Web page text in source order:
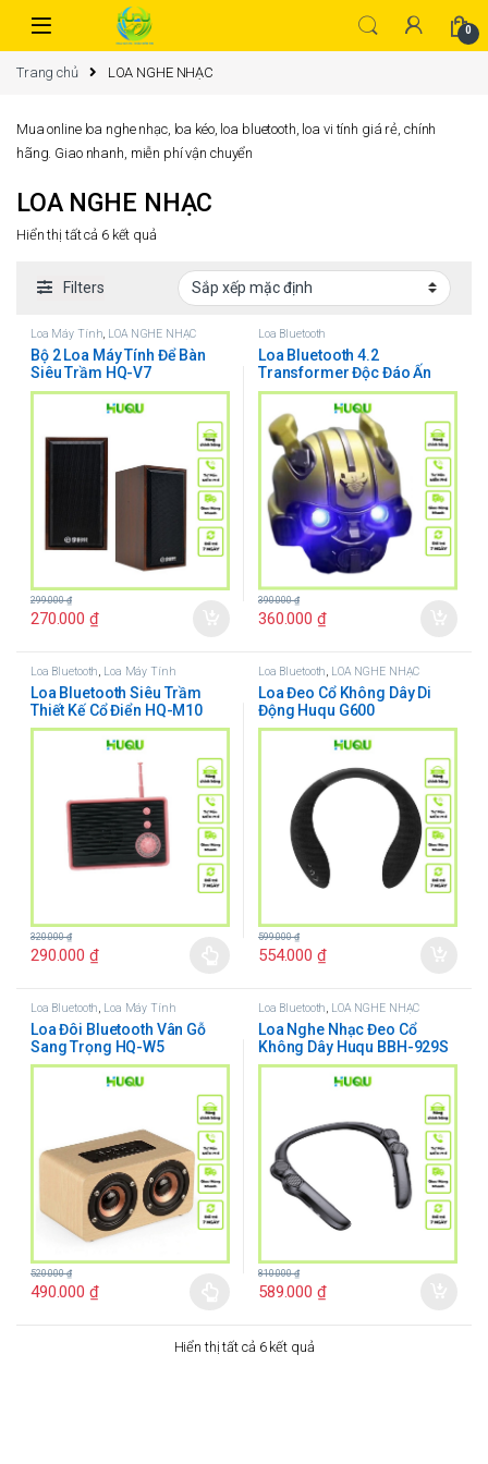
0
Trang chủ LOA NGHE NHẠC
Mua online loa nghe nhạc, loa kéo, loa bluetooth, loa vi tính giá rẻ, chính
hãng. Giao nhanh, miễn phí vận chuyển
LOA NGHE NHẠC
Hiển thị tất cả 6 kết quả
Filters
Loa Máy Tính, LOA NGHE NHẠC
Bộ 2 Loa Máy Tính Để Bàn
Siêu Trầm HQ-V7
270.000 ₫
299.000₫
Loa Bluetooth
Loa Bluetooth 4.2
Transformer Độc Đáo Ấn
Tượng
360.000 ₫
390.000₫
Loa Bluetooth, Loa Máy Tính
Loa Bluetooth Siêu Trầm
Thiết Kế Cổ Điển HQ-M10
290.000 ₫
320.000₫
Loa Bluetooth, LOA NGHE NHẠC
Loa Đeo Cổ Không Dây Di
Động Huqu G600
554.000 ₫
599.000₫
Loa Bluetooth, Loa Máy Tính
Loa Đôi Bluetooth Vân Gỗ
Sang Trọng HQ-W5
490.000 ₫
520.000₫
Loa Bluetooth, LOA NGHE NHẠC
Loa Nghe Nhạc Đeo Cổ
Không Dây Huqu BBH-929S
589.000 ₫
810.000₫
Hiển thị tất cả 6 kết quả